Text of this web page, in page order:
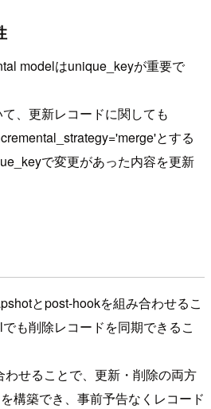
modelはunique_keyが重要で
、更新レコードに関しても
とする
で変更があった内容を更新
とpost-hookを組み合わせるこ
も削除レコードを同期できるこ
せることで、更新・削除の両方
構築でき、事前予告なくレコード